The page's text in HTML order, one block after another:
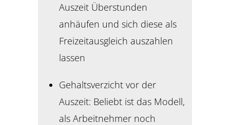
Auszeit Überstunden
anhäufen und sich diese als
Freizeitausgleich auszahlen
lassen
Gehaltsverzicht vor der
Auszeit: Beliebt ist das Modell,
als Arbeitnehmer noch